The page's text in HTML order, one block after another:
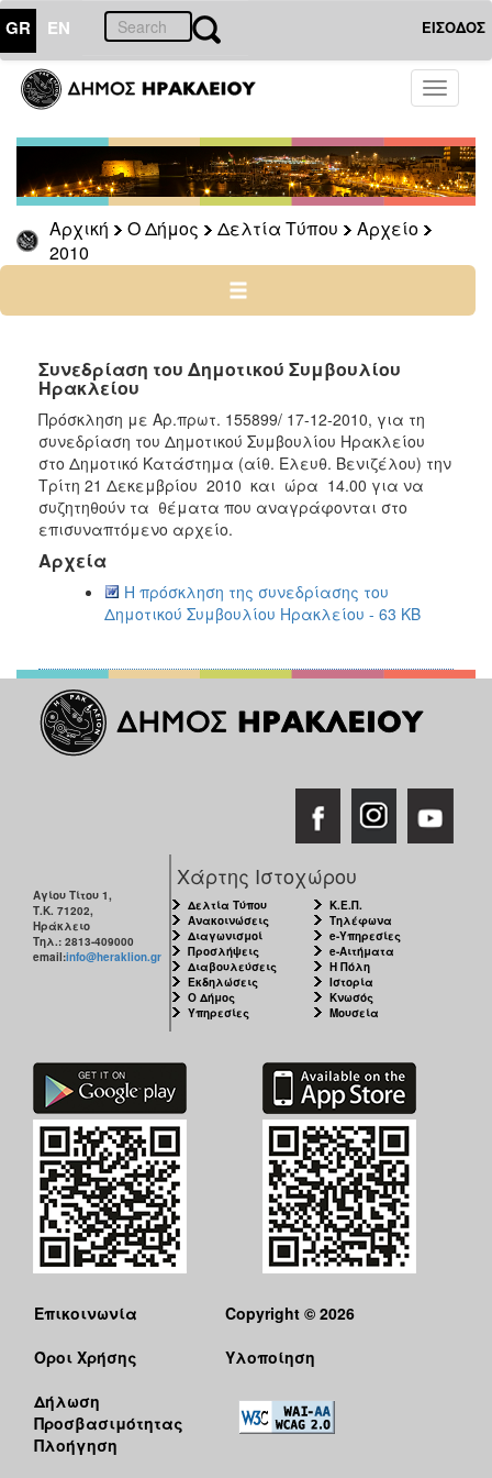
GR EN ΕΙΣΟΔΟΣ
Toggle
Αρχική Ο Δήμος Δελτία Τύπου
Αρχείο
2010
ΔΗΜΟΣ
Δελτία
Τύπου
Αρχείο
2026
2025
2022
2021
2020
2019
2018
2017
2016
2015
2013
2011
2010
2006
ΜΑΣ
ΠΟΛΙΤΙΣΜΟΣ
Συνεδρίαση του Δημοτικού Συμβουλίου
Ηρακλείου
Πρόσκληση με Αρ.πρωτ. 155899/ 17-12-2010, για τη
συνεδρίαση του Δημοτικού Συμβουλίου Ηρακλείου
στο Δημοτικό Κατάστημα (αίθ. Ελευθ. Βενιζέλου) την
Τρίτη 21 Δεκεμβρίου 2010 και ώρα 14.00 για να
συζητηθούν τα θέματα που αναγράφονται στο
επισυναπτόμενο αρχείο.
Αρχεία
Η πρόσκληση της συνεδρίασης του
Δημοτικού Συμβουλίου Ηρακλείου - 63 KB
Αγίου Τίτου 1,
Τ.Κ. 71202,
Ηράκλειο
Τηλ.: 2813-409000
email:info@heraklion.gr
Χάρτης Ιστοχώρου
Δελτία Τύπου
Ανακοινώσεις
Διαγωνισμοί
Προσλήψεις
Διαβουλεύσεις
Εκδηλώσεις
Ο Δήμος
Υπηρεσίες
Κ.Ε.Π.
Τηλέφωνα
e-Υπηρεσίες
e-Αιτήματα
Η Πόλη
Ιστορία
Κνωσός
Μουσεία
Επικοινωνία
Όροι Χρήσης
Δήλωση
Προσβασιμότητας
Πλοήγηση
Copyright © 2026
Υλοποίηση